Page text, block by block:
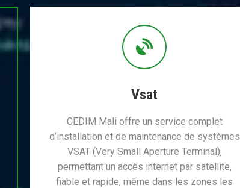
Vsat
CEDIM Mali offre un service complet
d’installation et de maintenance de systèmes
VSAT (Very Small Aperture Terminal),
permettant un accès internet par satellite,
fiable et rapide, même dans les zones les